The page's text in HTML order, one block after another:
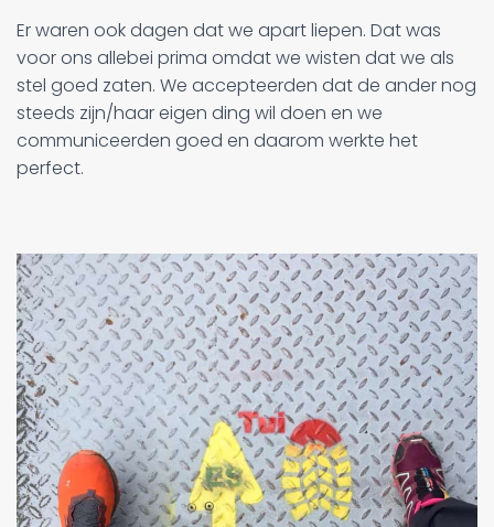
Er waren ook dagen dat we apart liepen. Dat was
voor ons allebei prima omdat we wisten dat we als
stel goed zaten. We accepteerden dat de ander nog
steeds zijn/haar eigen ding wil doen en we
communiceerden goed en daarom werkte het
perfect.